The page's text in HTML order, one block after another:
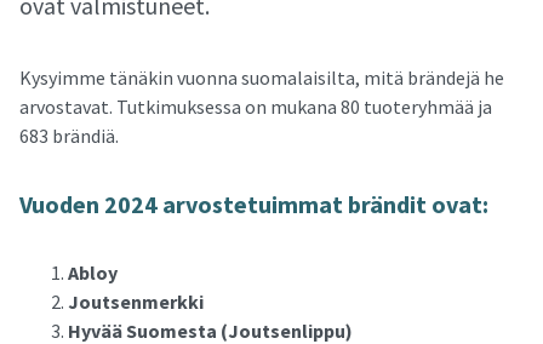
Kysyimme tänäkin vuonna suomalaisilta, mitä brändejä he
arvostavat. Tutkimuksessa on mukana 80 tuoteryhmää ja
683 brändiä.
Vuo­den 2024 ar­vos­te­tuim­mat brän­dit ovat:
Abloy
Joutsenmerkki
Hyvää Suomesta (Joutsenlippu)